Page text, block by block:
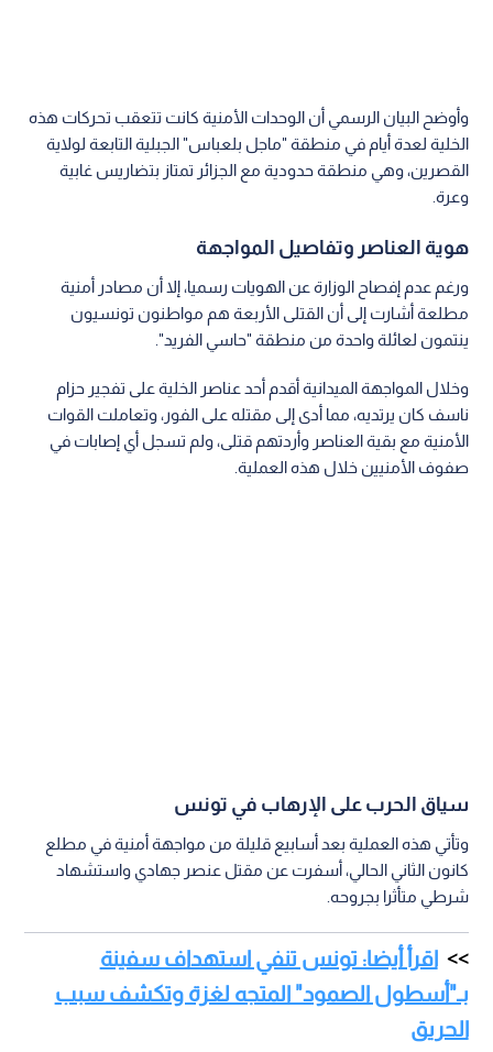
وأوضح البيان الرسمي أن الوحدات الأمنية كانت تتعقب تحركات هذه
الخلية لعدة أيام في منطقة "ماجل بلعباس" الجبلية التابعة لولاية
القصرين، وهي منطقة حدودية مع الجزائر تمتاز بتضاريس غابية
وعرة.
هوية العناصر وتفاصيل المواجهة
ورغم عدم إفصاح الوزارة عن الهويات رسميا، إلا أن مصادر أمنية
مطلعة أشارت إلى أن القتلى الأربعة هم مواطنون تونسيون
ينتمون لعائلة واحدة من منطقة "حاسي الفريد".
وخلال المواجهة الميدانية أقدم أحد عناصر الخلية على تفجير حزام
ناسف كان يرتديه، مما أدى إلى مقتله على الفور، وتعاملت القوات
الأمنية مع بقية العناصر وأردتهم قتلى، ولم تسجل أي إصابات في
صفوف الأمنيين خلال هذه العملية.
سياق الحرب على الإرهاب في تونس
وتأتي هذه العملية بعد أسابيع قليلة من مواجهة أمنية في مطلع
كانون الثاني الحالي، أسفرت عن مقتل عنصر جهادي واستشهاد
شرطي متأثرا بجروحه.
اقرأ أيضا: تونس تنفي استهداف سفينة
بـ"أسطول الصمود" المتجه لغزة وتكشف سبب
الحريق